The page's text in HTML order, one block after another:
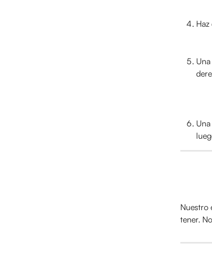
Haz
Nuestro
tener.